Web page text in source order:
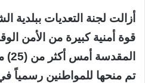
أزالت لجنة التعديات ببلدية
قوة أمنية كبيرة من الأمن
تم منحها للمواطنين رسمياً